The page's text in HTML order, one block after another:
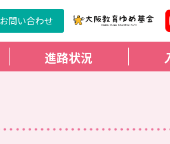
お問い合わせ
進路状況